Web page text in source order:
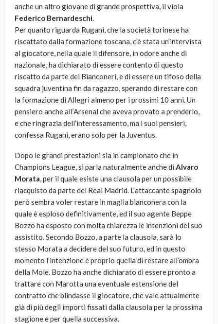
anche un altro giovane di grande prospettiva, il viola
Federico Bernardeschi.
Per quanto riguarda Rugani, che la società torinese ha
riscattato dalla formazione toscana, c’è stata un’intervista
al giocatore, nella quale il difensore, in odore anche di
nazionale, ha dichiarato di essere contento di questo
riscatto da parte dei Bianconeri, e di essere un tifoso della
squadra juventina fin da ragazzo, sperando di restare con
la formazione di Allegri almeno per i prossimi 10 anni. Un
pensiero anche all’Arsenal che aveva provato a prenderlo,
e che ringrazia dell’interessamento, ma i suoi pensieri,
confessa Rugani, erano solo per la Juventus.
Dopo le grandi prestazioni sia in campionato che in
Champions League, si parla naturalmente anche di Alvaro
Morata, per il quale esiste una clausola per un possibile
riacquisto da parte del Real Madrid. L’attaccante spagnolo
però sembra voler restare in maglia bianconera con la
quale è esploso definitivamente, ed il suo agente Beppe
Bozzo ha esposto con molta chiarezza le intenzioni del suo
assistito. Secondo Bozzo, a parte la clausola, sarà lo
stesso Morata a decidere del suo futuro, ed in questo
momento l’intenzione è proprio quella di restare all’ombra
della Mole. Bozzo ha anche dichiarato di essere pronto a
trattare con Marotta una eventuale estensione del
contratto che blindasse il giocatore, che vale attualmente
già di più degli importi fissati dalla clausola per la prossima
stagione e per quella successiva.